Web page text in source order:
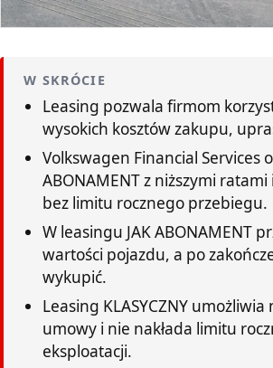
W SKRÓCIE
Leasing pozwala firmom
wysokich kosztów zakupu,
Volkswagen Financial Services
ABONAMENT z niższymi
bez limitu rocznego przebiegu.
W leasingu JAK ABONAMENT
wartości pojazdu, a po
wykupić.
Leasing KLASYCZNY
umowy i nie nakłada limitu
eksploatacji.